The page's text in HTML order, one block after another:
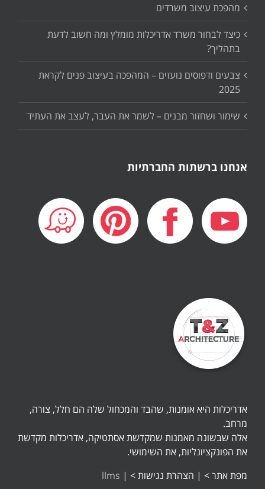
מהפכת עיצוב משרדים
כיצד לבחור משרד אדריכלות מומלץ ומה חשוב לדעת
בתהליך?
צבעים ודפוסים נועזים – המהפכה בעיצוב פנים לקראת
2025
שימור ושחזור מבנים – לשמר את העבר, לעצב את העתיד
אנחנו ברשתות החברתיות
אדריכלות היא אומנות, שהבד והמכחול שלה הם חלל, צורה,
מרחב.
אלה שבשונה מאמנות שמקדשת אסתטיקה, אדריכלות מקדשת
את הפונקציונליות, את השימושי.
מפת אתר > | הצהרת נגישות > |
llms